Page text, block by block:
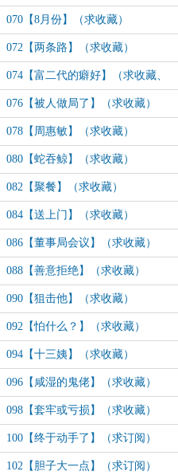
070【8月份】（求收藏）
072【两条路】（求收藏）
074【富二代的癖好】（求收藏、
求月票）
076【被人做局了】（求收藏）
078【周惠敏】（求收藏）
080【蛇吞鲸】（求收藏）
082【聚餐】（求收藏）
084【送上门】（求收藏）
086【董事局会议】（求收藏）
088【善意拒绝】（求收藏）
090【狙击他】（求收藏）
092【怕什么？】（求收藏）
094【十三姨】（求收藏）
096【咸湿的鬼佬】（求收藏）
098【套牢或亏损】（求收藏）
100【终于动手了】（求订阅）
102【胆子大一点】（求订阅）